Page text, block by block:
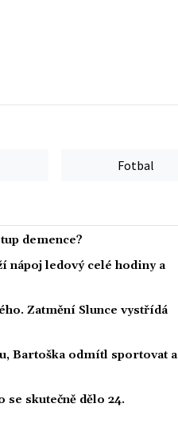
Fotbal
demence?
nápoj ledový celé hodiny a
Zatmění Slunce vystřídá
Bartoška odmítl sportovat a
skutečně dělo 24.